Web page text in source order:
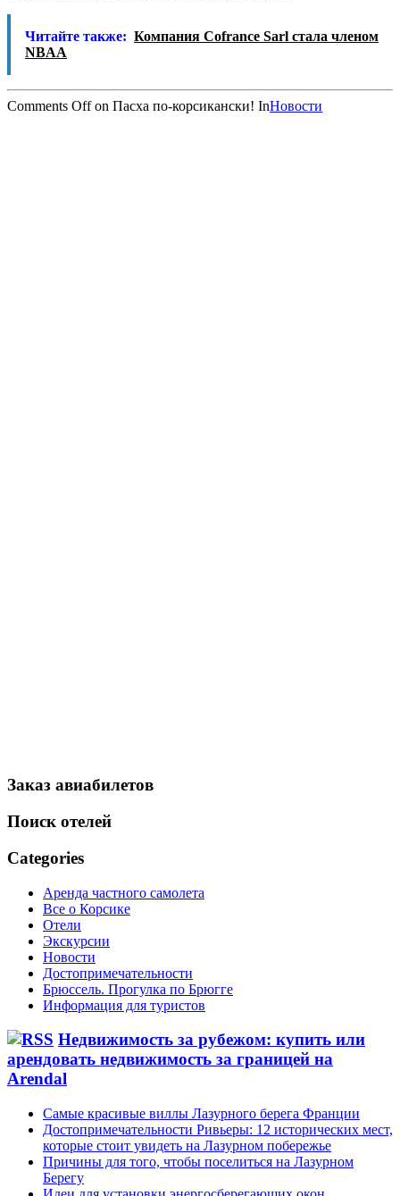
Читайте также: Компания Cofrance Sarl стала членом
NBAA
Comments Offon Пасха по-корсикански! InНовости
Заказ авиабилетов
Поиск отелей
Categories
Аренда частного самолета
Все о Корсике
Отели
Экскурсии
Новости
Достопримечательности
Брюссель. Прогулка по Брюгге
Информация для туристов
Недвижимость за рубежом: купить или
арендовать недвижимость за границей на
Arendal
Самые красивые виллы Лазурного берега Франции
Достопримечательности Ривьеры: 12 исторических мест,
которые стоит увидеть на Лазурном побережье
Причины для того, чтобы поселиться на Лазурном
Берегу